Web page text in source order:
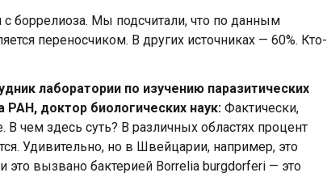
боррелиоза. Мы подсчитали, что по данным
переносчиком. В других источниках — 60%. Кто-
лаборатории по изучению паразитических
РАН, доктор биологических наук: Фактически,
чем здесь суть? В различных областях процент
Удивительно, но в Швейцарии, например, это
вызвано бактерией Borrelia burgdorferi — это